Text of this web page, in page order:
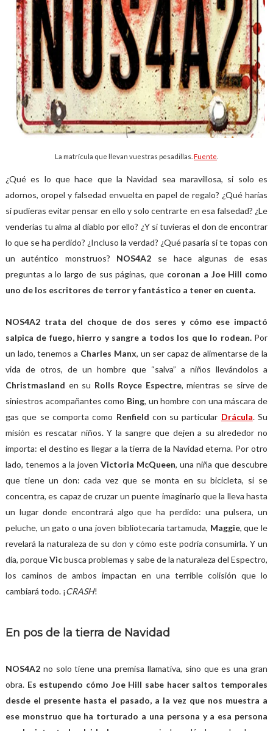
La matrícula que llevan vuestras pesadillas. Fuente
¿Qué es lo que hace que la Navidad sea maravillosa, si solo es
adornos, oropel y falsedad envuelta en papel de regalo? ¿Qué harías
si pudieras evitar pensar en ello y solo centrarte en esa falsedad? ¿Le
venderías tu alma al diablo por ello? ¿Y si tuvieras el don de encontrar
lo que se ha perdido? ¿Incluso la verdad? ¿Qué pasaría si te topas con
un auténtico monstruos? NOS4A2 se hace algunas de esas
preguntas a lo largo de sus páginas, que coronan a Joe Hill como
uno de los escritores de terror y fantástico a tener en cuenta.
NOS4A2 trata del choque de dos seres y cómo ese impactó
salpica de fuego, hierro y sangre a todos los que lo rodean.Por
un lado, tenemos a Charles Manx, un ser capaz de alimentarse de la
vida de otros, de un hombre que “salva” a niños llevándolos a
Christmasland en su Rolls Royce Espectre, mientras se sirve de
siniestros acompañantes como Bing, un hombre con una máscara de
gas que se comporta como Renfield con su particular Drácula. Su
misión es rescatar niños. Y la sangre que dejen a su alrededor no
importa: el destino es llegar a la tierra de la Navidad eterna. Por otro
lado, tenemos a la joven Victoria McQueen, una niña que descubre
que tiene un don: cada vez que se monta en su bicicleta, si se
concentra, es capaz de cruzar un puente imaginario que la lleva hasta
un lugar donde encontrará algo que ha perdido: una pulsera, un
peluche, un gato o una joven bibliotecaria tartamuda, Maggie, que le
revelará la naturaleza de su don y cómo este podría consumirla. Y un
día, porqueVicbusca problemas y sabe de la naturaleza del Espectro,
los caminos de ambos impactan en una terrible colisión que lo
cambiará todo. ¡CRASH!
En pos de la tierra de Navidad
NOS4A2 no solo tiene una premisa llamativa, sino que es una gran
obra. Es estupendo cómo Joe Hill sabe hacer saltos temporales
desde el presente hasta el pasado, a la vez que nos muestra a
ese monstruo que ha torturado a una persona y a esa persona